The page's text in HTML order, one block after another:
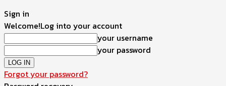
Sign in
Welcome!Log into your account
your username
your password
Forgot your password?